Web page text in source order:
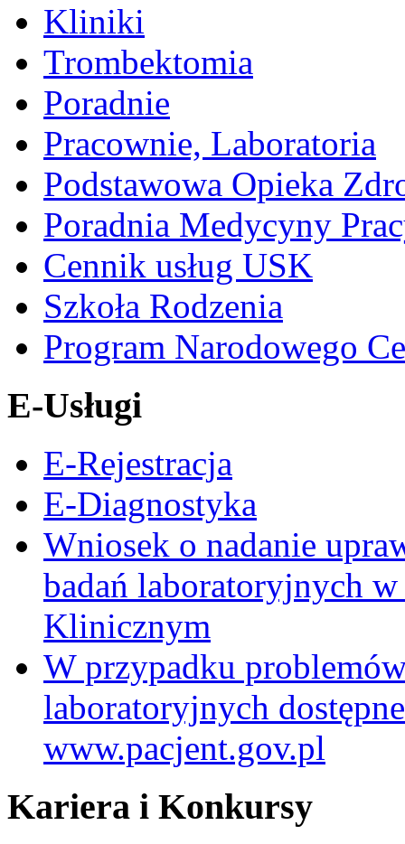
Kliniki
Trombektomia
Poradnie
Pracownie, Laboratoria
Podstawowa Opieka
Poradnia Medycyny
Cennik usług USK
Szkoła Rodzenia
Program Narodowego
E-Usługi
E-Rejestracja
E-Diagnostyka
Wniosek o nadanie
badań laboratoryjnych
Klinicznym
W przypadku
laboratoryjnych
www.pacjent.gov.pl
Kariera i Konkursy